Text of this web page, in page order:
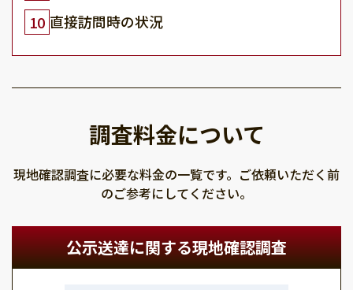
10 直接訪問時の状況
調査料金について
現地確認調査に必要な料金の一覧です。ご依頼いただく前
のご参考にしてください。
公示送達に関する現地確認調査